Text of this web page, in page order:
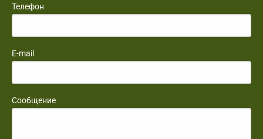
Телефон
E-mail
Сообщение